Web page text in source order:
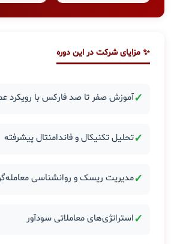
✨ مزایای شرکت در این دوره
✓آموزش صفر تا صد فارکس با رویکرد
✓تحلیل تکنیکال و فاندامنتال پیشرفته
✓مدیریت ریسک و روانشناسی
✓استراتژی‌های معاملاتی سودآور